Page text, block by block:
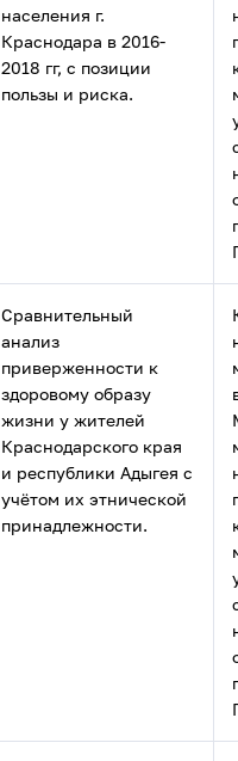
населения г.
Краснодара в 2016-
2018 гг, с позиции
пользы и риска.
Сравнительный
анализ
приверженности к
здоровому образу
жизни у жителей
Краснодарского края
и республики Адыгея с
учётом их этнической
принадлежности.